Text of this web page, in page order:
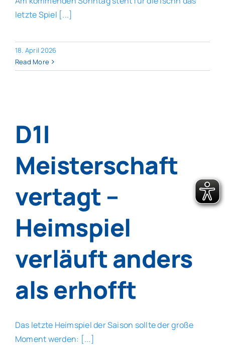
letzte Spiel [...]
18. April 2026
Read More
D1|
Meisterschaft
vertagt –
Heimspiel
verläuft anders
als erhofft
Das letzte Heimspiel der Saison sollte der große
Moment werden: [...]